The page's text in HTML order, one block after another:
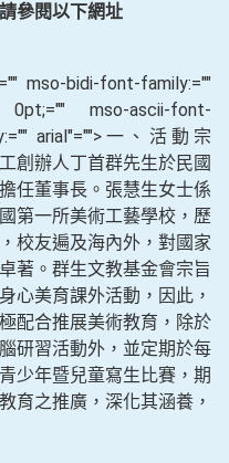
參閱以下網址
mso-bidi-font-family:=""
0pt;="" mso-ascii-font-
arial"="">一、活動宗
創辦人丁首群先生於民國
任董事長。張慧生女士係
第一所美術工藝學校，歷
校友遍及海內外，對國家
著。群生文教基金會宗旨
心美育課外活動，因此，
配合推展美術教育，除於
研習活動外，並定期於每
少年暨兒童寫生比賽，期
育之推廣，深化其涵養，